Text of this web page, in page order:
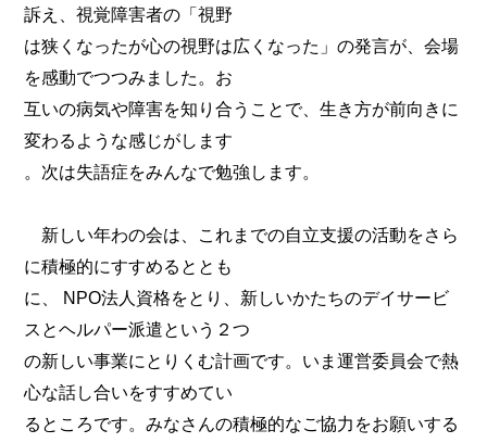
訴え、視覚障害者の「視野
は狭くなったが心の視野は広くなった」の発言が、会場
を感動でつつみました。お
互いの病気や障害を知り合うことで、生き方が前向きに
変わるような感じがします
。次は失語症をみんなで勉強します。
新しい年わの会は、これまでの自立支援の活動をさら
に積極的にすすめるととも
に、 NPO法人資格をとり、新しいかたちのデイサービ
スとヘルパー派遣という２つ
の新しい事業にとりくむ計画です。いま運営委員会で熱
心な話し合いをすすめてい
るところです。みなさんの積極的なご協力をお願いする